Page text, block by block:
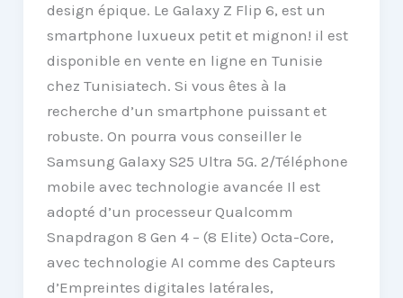
design épique. Le Galaxy Z Flip 6, est un
smartphone luxueux petit et mignon! il est
disponible en vente en ligne en Tunisie
chez Tunisiatech. Si vous êtes à la
recherche d’un smartphone puissant et
robuste. On pourra vous conseiller le
Samsung Galaxy S25 Ultra 5G. 2/Téléphone
mobile avec technologie avancée Il est
adopté d’un processeur Qualcomm
Snapdragon 8 Gen 4 – (8 Elite) Octa-Core,
avec technologie AI comme des Capteurs
d’Empreintes digitales latérales,